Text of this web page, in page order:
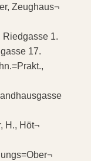
Zeughaus¬
Riedgasse 1.
17.
H., Höt¬